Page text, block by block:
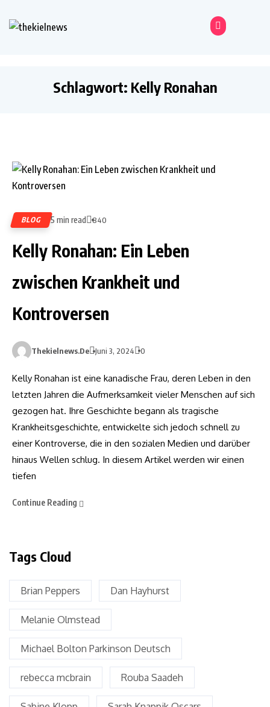
Schlagwort: Kelly Ronahan
BLOG 5 min read 840
Kelly Ronahan: Ein Leben
zwischen Krankheit und
Kontroversen
Thekielnews.de Juni 3, 2024 0
Kelly Ronahan ist eine kanadische Frau, deren Leben in den
letzten Jahren die Aufmerksamkeit vieler Menschen auf sich
gezogen hat. Ihre Geschichte begann als tragische
Krankheitsgeschichte, entwickelte sich jedoch schnell zu
einer Kontroverse, die in den sozialen Medien und darüber
hinaus Wellen schlug. In diesem Artikel werden wir einen
tiefen
Continue Reading
Tags Cloud
Brian Peppers Dan Hayhurst
Melanie Olmstead
Michael Bolton Parkinson Deutsch
rebecca mcbrain Rouba Saadeh